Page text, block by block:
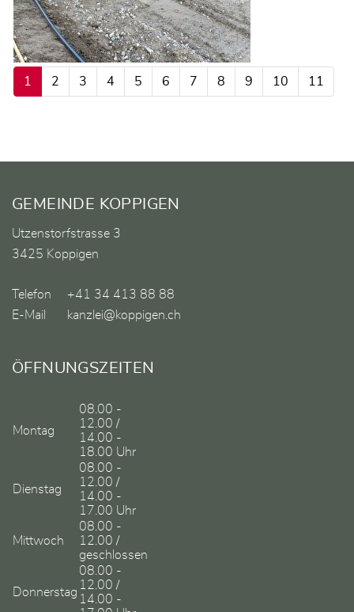
1 2 3 4 5 6 7 8 9 10 11
Fusszeile
GEMEINDE KOPPIGEN
Utzenstorfstrasse 3
3425 Koppigen
Telefon
+41 34 413 88 88
E-Mail
kanzlei@koppigen.ch
ÖFFNUNGSZEITEN
Montag
08.00 -
12.00 /
14.00 -
18.00 Uhr
Dienstag
08.00 -
12.00 /
14.00 -
17.00 Uhr
Mittwoch
08.00 -
12.00 /
geschlossen
Donnerstag
08.00 -
12.00 /
14.00 -